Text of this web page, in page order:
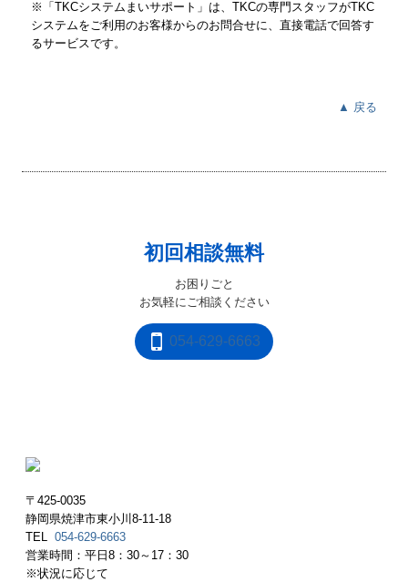
※「TKCシステムまいサポート」は、TKCの専門スタッフがTKC
システムをご利用のお客様からのお問合せに、直接電話で回答す
るサービスです。
▲ 戻る
初回相談無料
お困りごと
お気軽にご相談ください
054-629-6663
〒425-0035
静岡県焼津市東小川8-11-18
TEL054-629-6663
営業時間：平日8：30～17：30
※状況に応じて